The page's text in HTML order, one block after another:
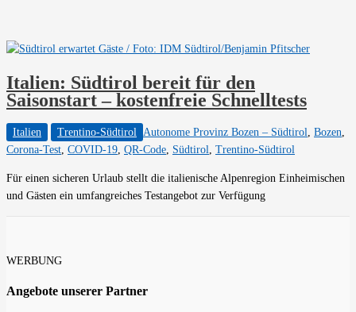
Italien: Südtirol bereit für den
Saisonstart – kostenfreie Schnelltests
Italien Trentino-Südtirol Autonome Provinz Bozen – Südtirol, Bozen,
Corona-Test, COVID-19, QR-Code, Südtirol, Trentino-Südtirol
Für einen sicheren Urlaub stellt die italienische Alpenregion Einheimischen
und Gästen ein umfangreiches Testangebot zur Verfügung
WERBUNG
Angebote unserer Partner